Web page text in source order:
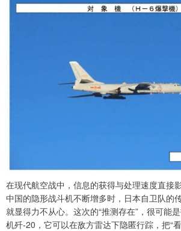
在现代航空战中，信息的获得与处理速度直接
中国的隐形战斗机不断增多时，日本自卫队的
就显得力不从心。这次的“推测存在”，很可能
机歼-20，它可以在敌方雷达下隐匿行踪，把“看